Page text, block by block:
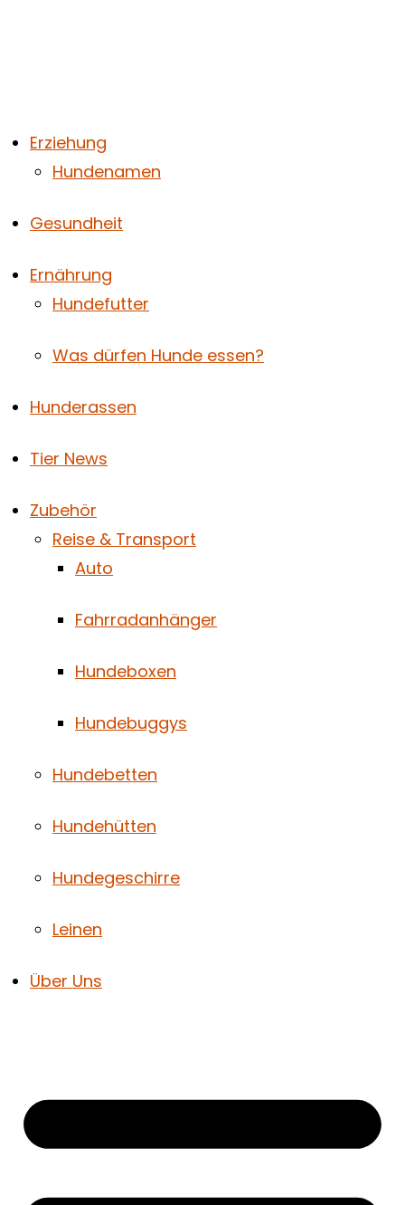
Erziehung
Hundenamen
Gesundheit
Ernährung
Hundefutter
Was dürfen Hunde essen?
Hunderassen
Tier News
Zubehör
Reise & Transport
Auto
Fahrradanhänger
Hundeboxen
Hundebuggys
Hundebetten
Hundehütten
Hundegeschirre
Leinen
Über Uns